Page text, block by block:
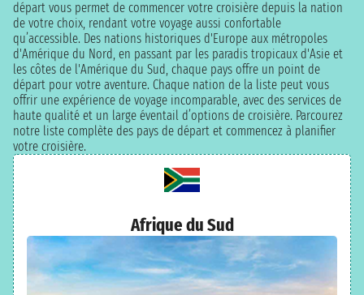
départ vous permet de commencer votre croisière depuis la nation
de votre choix, rendant votre voyage aussi confortable
qu’accessible. Des nations historiques d'Europe aux métropoles
d'Amérique du Nord, en passant par les paradis tropicaux d'Asie et
les côtes de l'Amérique du Sud, chaque pays offre un point de
départ pour votre aventure. Chaque nation de la liste peut vous
offrir une expérience de voyage incomparable, avec des services de
haute qualité et un large éventail d’options de croisière. Parcourez
notre liste complète des pays de départ et commencez à planifier
votre croisière.
Afrique du Sud